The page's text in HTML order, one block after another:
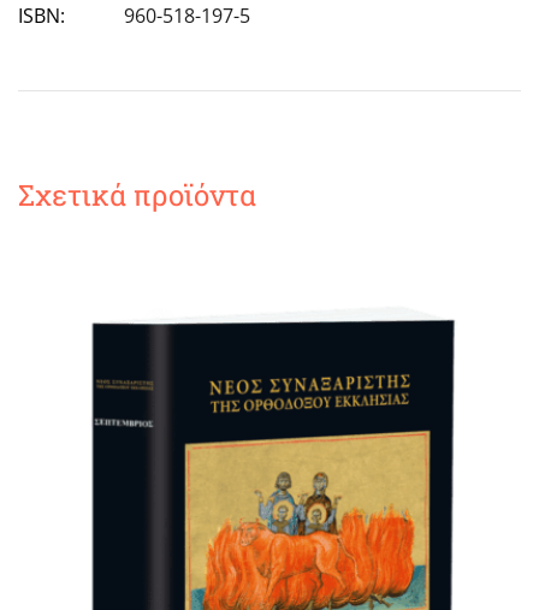
ISBN: 960-518-197-5
Σχετικά προϊόντα